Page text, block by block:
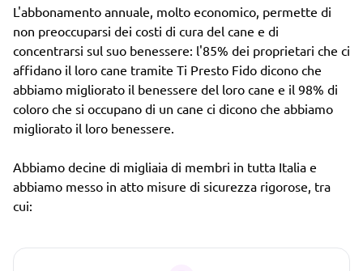
L'abbonamento annuale, molto economico, permette di
non preoccuparsi dei costi di cura del cane e di
concentrarsi sul suo benessere: l'85% dei proprietari che ci
affidano il loro cane tramite Ti Presto Fido dicono che
abbiamo migliorato il benessere del loro cane e il 98% di
coloro che si occupano di un cane ci dicono che abbiamo
migliorato il loro benessere.
Abbiamo decine di migliaia di membri in tutta Italia e
abbiamo messo in atto misure di sicurezza rigorose, tra
cui: